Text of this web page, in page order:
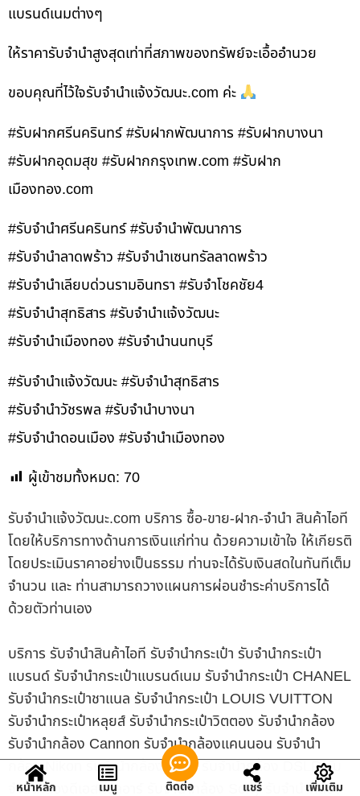
แบรนด์เนมต่างๆ
ให้ราคารับจำนำสูงสุดเท่าที่สภาพของทรัพย์จะเอื้ออำนวย
ขอบคุณที่ไว้ใจรับจำนำแจ้งวัฒนะ.com ค่ะ
#รับฝากศรีนครินทร์ #รับฝากพัฒนาการ #รับฝากบางนา
#รับฝากอุดมสุข #รับฝากกรุงเทพ.com #รับฝาก
เมืองทอง.com
#รับจำนำศรีนครินทร์ #รับจำนำพัฒนาการ
#รับจำนำลาดพร้าว #รับจำนำเซนทรัลลาดพร้าว
#รับจำนำเลียบด่วนรามอินทรา #รับจำโชคชัย4
#รับจำนำสุทธิสาร #รับจำนำแจ้งวัฒนะ
#รับจำนำเมืองทอง #รับจำนำนนทบุรี
#รับจำนำแจ้งวัฒนะ #รับจำนำสุทธิสาร
#รับจำนำวัชรพล #รับจำนำบางนา
#รับจำนำดอนเมือง #รับจำนำเมืองทอง
ผู้เข้าชมทั้งหมด: 70
รับจํานําแจ้งวัฒนะ.com บริการ ซื้อ-ขาย-ฝาก-จำนำ สินค้าไอที
โดยให้บริการทางด้านการเงินแก่ท่าน ด้วยความเข้าใจ ให้เกียรติ
โดยประเมินราคาอย่างเป็นธรรม ท่านจะได้รับเงินสดในทันทีเต็ม
จำนวน และ ท่านสามารถวางแผนการผ่อนชำระค่าบริการได้
ด้วยตัวท่านเอง
บริการ รับจำนำสินค้าไอที รับจำนำกระเป๋า รับจำนำกระเป๋า
แบรนด์ รับจำนำกระเป๋าแบรนด์เนม รับจำนำกระเป๋า CHANEL
รับจำนำกระเป๋าชาแนล รับจำนำกระเป๋า LOUIS VUITTON
รับจำนำกระเป๋าหลุยส์ รับจำนำกระเป๋าวิตตอง รับจำนำกล้อง
รับจำนำกล้อง Cannon รับจำนำกล้องแคนนอน รับจำนำ
กล้อง Nikon รับจำนำกล้องนิคอน รับจำนำกล้อง DSLR รับ
จำนำกล้องดีเอสแอลอาร์ รับจำนำกล้อง Sony รับจำนำกล้อง
หน้าหลัก เมนู ติดต่อ แชร์ เพิ่มเติม